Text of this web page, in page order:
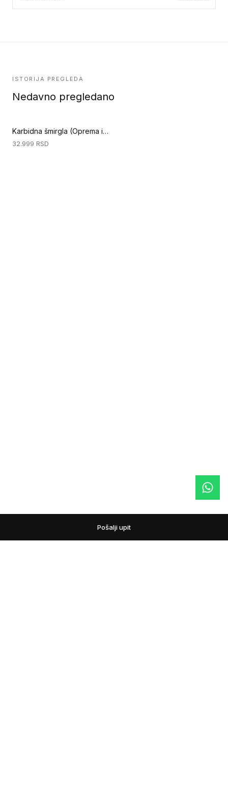
ISTORIJA PREGLEDA
Nedavno pregledano
Karbidna šmirgla (Oprema i zaštitna oprema)
32.999 RSD
Pošalji upit